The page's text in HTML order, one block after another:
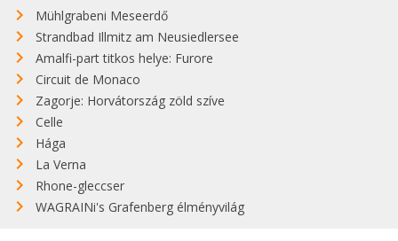
Mühlgrabeni Meseerdő
Strandbad Illmitz am Neusiedlersee
Amalfi-part titkos helye: Furore
Circuit de Monaco
Zagorje: Horvátország zöld szíve
Celle
Hága
La Verna
Rhone-gleccser
WAGRAINi's Grafenberg élményvilág